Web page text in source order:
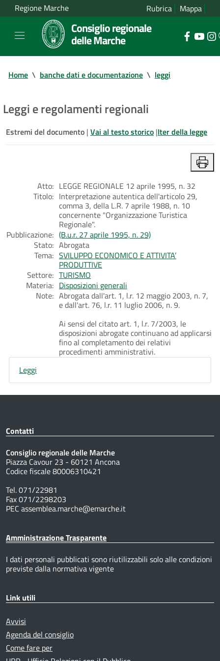
Regione Marche Rubrica Mappa
Consiglio regionale
delle Marche
Home \ banche dati e documentazione \ leggi
Leggi e regolamenti regionali
Estremi del documento | Vai al testo storico |Iter della legge
Atto: LEGGE REGIONALE 12 aprile 1995, n. 32
Titolo: Interpretazione autentica dell'articolo 29,
comma 3, della L.R. 7 aprile 1988, n. 10
concernente "Organizzazione Turistica
Regionale".
Pubblicazione: (B.u.r. 27 aprile 1995, n. 29)
Stato: Abrogata
Tema: SVILUPPO ECONOMICO E ATTIVITA’
PRODUTTIVE
Settore: TURISMO
Materia: Disposizioni generali
Note: Abrogata dall'art. 1, l.r. 12 maggio 2003, n. 7,
e dall'art. 76, l.r. 11 luglio 2006, n. 9.
Ai sensi del citato art. 1, l.r. 7/2003, le
disposizioni abrogate continuano ad applicarsi
fino al completamento dei relativi
procedimenti amministrativi.
Leggi
Contatti
Consiglio regionale delle Marche
Piazza Cavour 23 - 60121 Ancona
Codice fiscale 80006310421
Tel. 071/22981
Fax 071/2298203
PEC assemblea.marche@emarche.it
Amministrazione Trasparente
I dati personali pubblicati sono riutilizzabili solo alle condizioni
previste dalla normativa vigente
Link utili
Avvisi
Agenda del consiglio
Come fare per